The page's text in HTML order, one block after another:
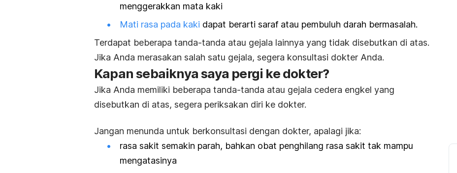
menggerakkan mata kaki
Mati rasa pada kaki dapat berarti saraf atau pembuluh darah bermasalah.
Terdapat beberapa tanda-tanda atau gejala lainnya yang tidak disebutkan di atas.
Jika Anda merasakan salah satu gejala, segera konsultasi dokter Anda.
Kapan sebaiknya saya pergi ke dokter?
Jika Anda memiliki beberapa tanda-tanda atau gejala cedera engkel yang
disebutkan di atas, segera periksakan diri ke dokter.
Jangan menunda untuk berkonsultasi dengan dokter, apalagi jika:
rasa sakit semakin parah, bahkan obat penghilang rasa sakit tak mampu
mengatasinya